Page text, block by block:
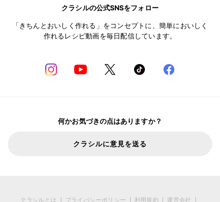
クラシルの公式SNSをフォロー
「きちんとおいしく作れる」をコンセプトに、簡単においしく
作れるレシピ動画を毎日配信しています。
何かお気づきの点はありますか？
クラシルに意見を送る
クラシルとは プライバシーポリシー 利用規約 運営会社